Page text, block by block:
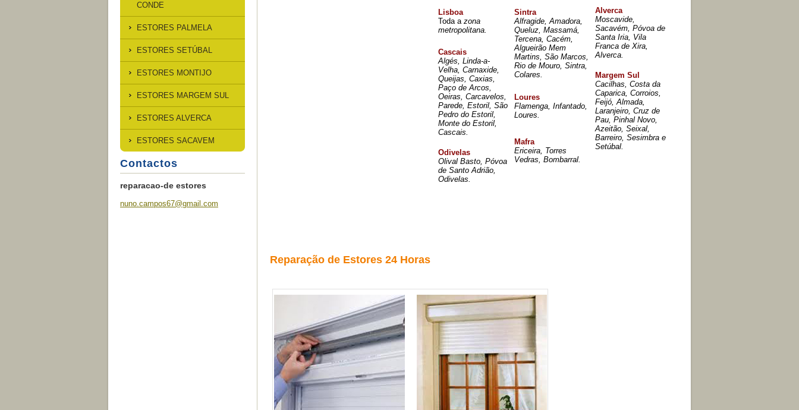
Lisboa
Toda a zona
metropolitana.
Cascais
Algés, Linda-a-
Velha, Carnaxide,
Queijas, Caxias,
Paço de Arcos,
Oeiras, Carcavelos,
Parede, Estoril, São
Pedro do Estoril,
Monte do Estoril,
Cascais.
Odivelas
Olival Basto, Póvoa
de Santo Adrião,
Odivelas.
Sintra
Alfragide, Amadora,
Queluz, Massamá,
Tercena, Cacém,
Algueirão Mem
Martins, São Marcos,
Rio de Mouro, Sintra,
Colares.
Loures
Flamenga, Infantado,
Loures.
Mafra
Ericeira, Torres
Vedras, Bombarral.
Alverca
Moscavide,
Sacavém, Póvoa de
Santa Iria, Vila
Franca de Xira,
Alverca.
Margem Sul
Cacilhas, Costa da
Caparica, Corroios,
Feijó, Almada,
Laranjeiro, Cruz de
Pau, Pinhal Novo,
Azeitão, Seixal,
Barreiro, Sesimbra e
Setúbal.
Reparação de Estores 24 Horas
CONDE
ESTORES PALMELA
ESTORES SETÚBAL
ESTORES MONTIJO
ESTORES MARGEM SUL
ESTORES ALVERCA
ESTORES SACAVEM
Contactos
reparacao-de estores
nuno.campos67@gmail.com